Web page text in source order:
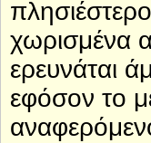
χωρισμένα
ερευνάται
εφόσον το